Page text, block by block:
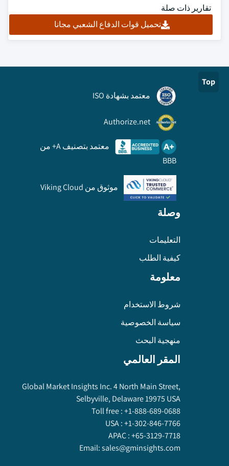
تقارير ذات صلة
تحميل قوات الدفاع الشعبي مجانا
Top
معتمد بشهادة ISO
Authorize.net
معتمد بتصنيف A+ من
BBB
موثوق من Viking Cloud
وصلة
التعليمات
كيفية الطلب
معلومة
شروط الاستخدام
سياسة الخصوصية
منهجية البحث
المقر العالمي
Global Market Insights Inc. 4 North Main Street,
Selbyville, Delaware 19975 USA
Toll free :+1-888-689-0688
USA :+1-302-846-7766
APAC :+65-3129-7718
Email:sales@gminsights.com